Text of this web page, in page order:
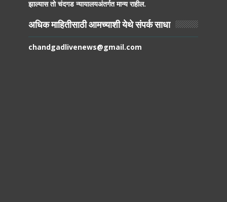
झाल्यास तो चंदगड न्यायालयअंतर्गत मान्य राहील.
अधिक माहितीसाठी आमच्याशी येथे संपर्क साधा
chandgadlivenews@gmail.com